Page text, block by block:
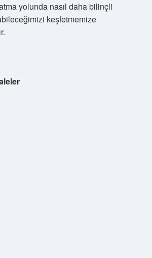
yolunda nasıl daha bilinçli
keşfetmemize